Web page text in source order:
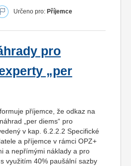
Určeno pro: Příjemce
pro
„per
příjemce, že odkaz na
„per diems“ pro
v kap. 6.2.2.2 Specifické
a příjemce v rámci OPZ+
a nepřímými náklady a pro
využitím 40% paušální sazby